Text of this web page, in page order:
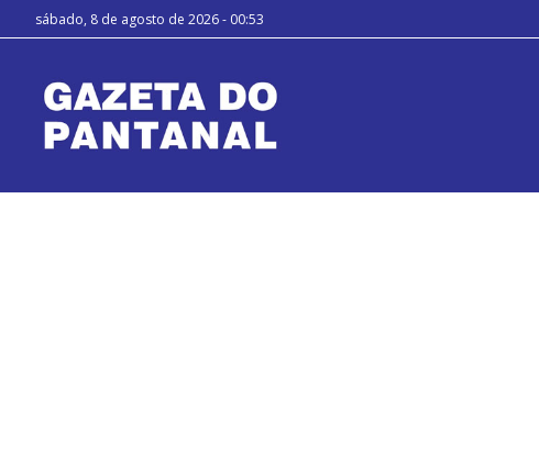
sábado, 8 de agosto de 2026 - 00:53